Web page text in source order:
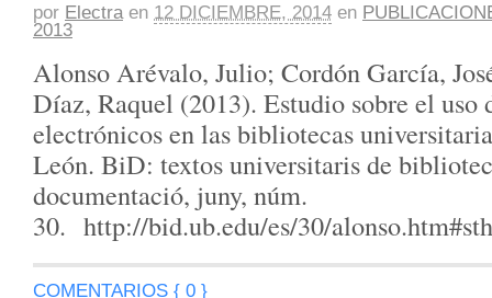
por Electra en 12 DICIEMBRE, 2014 en
2013
Alonso Arévalo, Julio; Cordón García,
Díaz, Raquel (2013). Estudio sobre el uso
electrónicos en las bibliotecas
León. BiD: textos universitaris de
documentació, juny, núm.
30. http://bid.ub.edu/es/30/
COMENTARIOS { 0 }